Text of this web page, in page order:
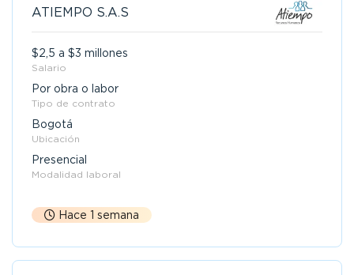
ATIEMPO S.A.S
$2,5 a $3 millones
Salario
Por obra o labor
Tipo de contrato
Bogotá
Ubicación
Presencial
Modalidad laboral
Hace 1 semana